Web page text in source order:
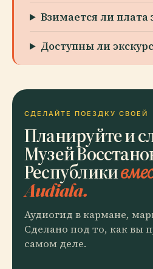
Взимается ли плата
Доступны ли
СДЕЛАЙТЕ ПОЕЗДКУ СВОЕЙ
Планируйте и
Музей
Республики
Audiala.
Аудиогид в кармане,
Сделано под то, как вы
самом деле.